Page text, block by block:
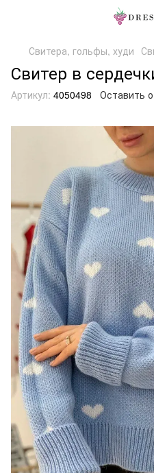
Свитера, гольфы, худи
Свитер в
Артикул: 4050498 Оставить